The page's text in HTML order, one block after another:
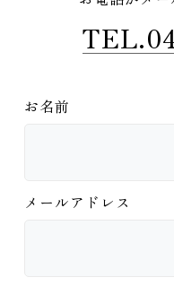
お名前
メールアドレス